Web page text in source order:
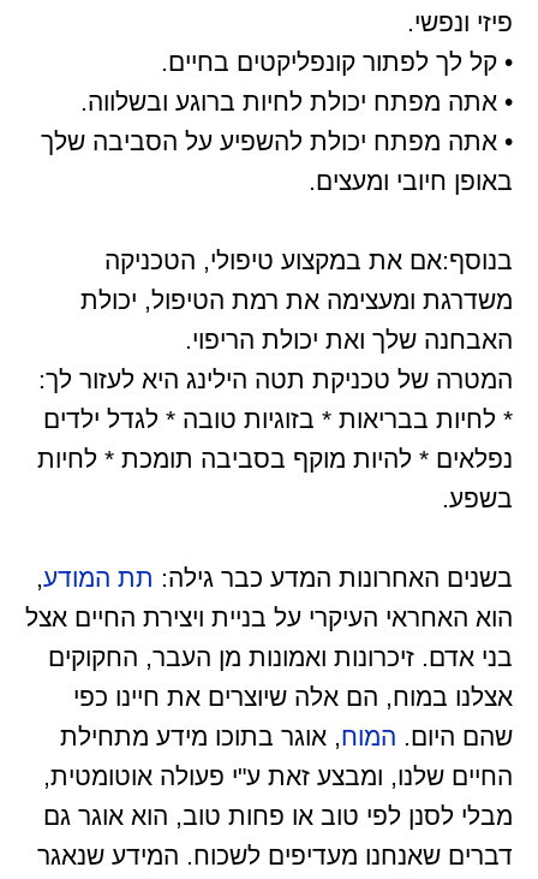
פיזי ונפשי.
• קל לך לפתור קונפליקטים בחיים.
• אתה מפתח יכולת לחיות ברוגע ובשלווה.
• אתה מפתח יכולת להשפיע על הסביבה שלך
באופן חיובי ומעצים.
בנוסף:אם את במקצוע טיפולי, הטכניקה
משדרגת ומעצימה את רמת הטיפול, יכולת
האבחנה שלך ואת יכולת הריפוי.
המטרה של טכניקת תטה הילינג היא לעזור לך:
* לחיות בבריאות * בזוגיות טובה * לגדל ילדים
נפלאים * להיות מוקף בסביבה תומכת * לחיות
בשפע.
בשנים האחרונות המדע כבר גילה: תת המודע,
הוא האחראי העיקרי על בניית ויצירת החיים אצל
בני אדם. זיכרונות ואמונות מן העבר, החקוקים
אצלנו במוח, הם אלה שיוצרים את חיינו כפי
שהם היום. המוח, אוגר בתוכו מידע מתחילת
החיים שלנו, ומבצע זאת ע"י פעולה אוטומטית,
מבלי לסנן לפי טוב או פחות טוב, הוא אוגר גם
דברים שאנחנו מעדיפים לשכוח. המידע שנאגר